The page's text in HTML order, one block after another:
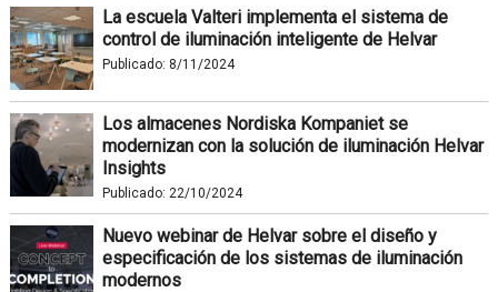
La escuela Valteri implementa el sistema de
control de iluminación inteligente de Helvar
Publicado: 8/11/2024
Los almacenes Nordiska Kompaniet se
modernizan con la solución de iluminación Helvar
Insights
Publicado: 22/10/2024
Nuevo webinar de Helvar sobre el diseño y
especificación de los sistemas de iluminación
modernos